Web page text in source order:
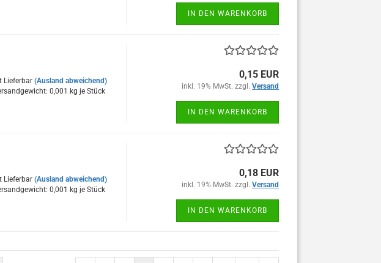
IN DEN WARENKORB
Lieferbar (Ausland abweichend)
0,001 kg je Stück
0,15 EUR
inkl. 19% MwSt. zzgl. Versand
IN DEN WARENKORB
Lieferbar (Ausland abweichend)
0,001 kg je Stück
0,18 EUR
inkl. 19% MwSt. zzgl. Versand
IN DEN WARENKORB